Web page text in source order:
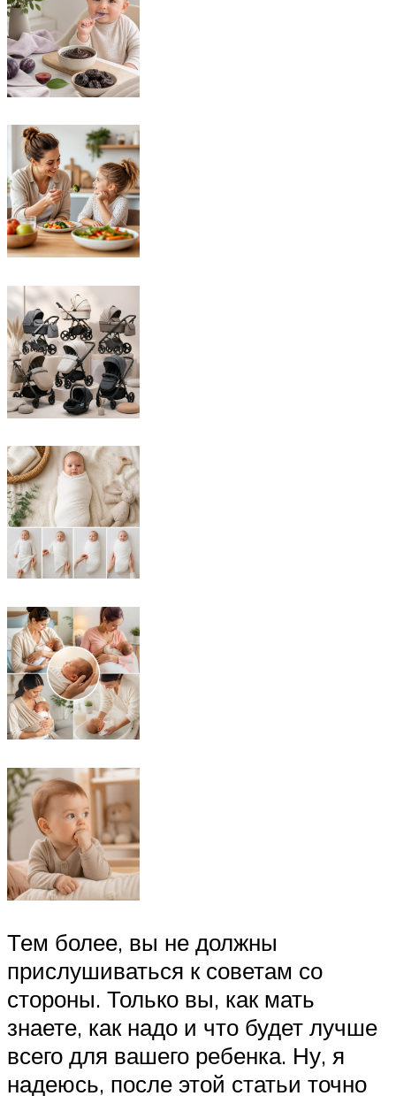
Тем более, вы не должны
прислушиваться к советам со
стороны. Только вы, как мать
знаете, как надо и что будет лучше
всего для вашего ребенка. Ну, я
надеюсь, после этой статьи точно